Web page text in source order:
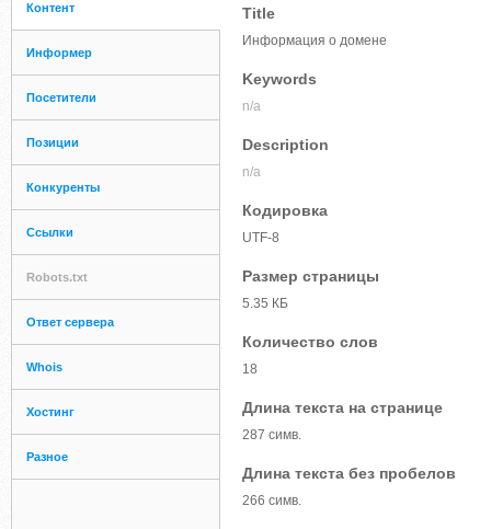
Контент
Информер
Посетители
Позиции
Конкуренты
Ссылки
Robots.txt
Ответ сервера
Whois
Хостинг
Разное
Title
Информация о домене
Keywords
n/a
Description
n/a
Кодировка
UTF-8
Размер страницы
5.35 КБ
Количество слов
18
Длина текста на странице
287 симв.
Длина текста без пробелов
266 симв.